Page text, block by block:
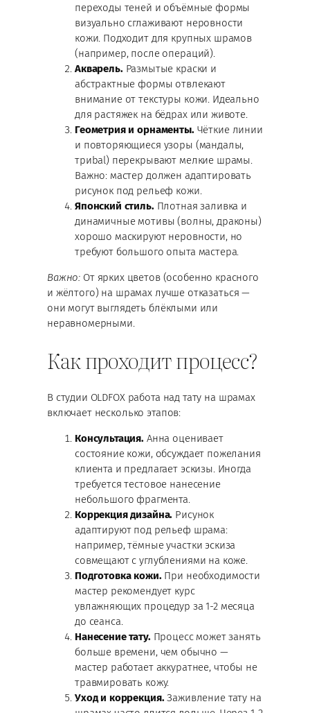
переходы теней и объёмные формы
визуально сглаживают неровности
кожи. Подходит для крупных шрамов
(например, после операций).
Акварель.Размытые краски и
абстрактные формы отвлекают
внимание от текстуры кожи. Идеально
для растяжек на бёдрах или животе.
Геометрия и орнаменты.Чёткие линии
и повторяющиеся узоры (мандалы,
триbal) перекрывают мелкие шрамы.
Важно: мастер должен адаптировать
рисунок под рельеф кожи.
Японский стиль.Плотная заливка и
динамичные мотивы (волны, драконы)
хорошо маскируют неровности, но
требуют большого опыта мастера.
Важно: От ярких цветов (особенно красного
и жёлтого) на шрамах лучше отказаться —
они могут выглядеть блёклыми или
неравномерными.
Как проходит процесс?
В студии OLDFOX работа над тату на шрамах
включает несколько этапов:
Консультация. Анна оценивает
состояние кожи, обсуждает пожелания
клиента и предлагает эскизы. Иногда
требуется тестовое нанесение
небольшого фрагмента.
Коррекция дизайна. Рисунок
адаптируют под рельеф шрама:
например, тёмные участки эскиза
совмещают с углублениями на коже.
Подготовка кожи.При необходимости
мастер рекомендует курс
увлажняющих процедур за 1-2 месяца
до сеанса.
Нанесение тату.Процесс может занять
больше времени, чем обычно —
мастер работает аккуратнее, чтобы не
травмировать кожу.
Уход и коррекция.Заживление тату на